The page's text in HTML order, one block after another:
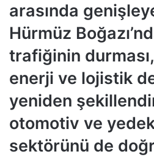
arasında
Hürmüz
trafiğinin
enerji ve lojistik
yeniden
otomotiv ve
sektörünü de